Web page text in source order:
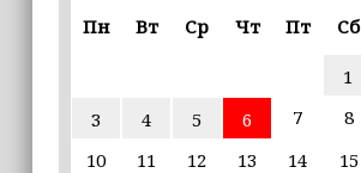
Республике серию спортивных
15:10
Для иностранных абитуриентов,
Пн
Вт Ср Чт Пт Сб
1
3
4 5 6 7 8
10
11 12 13 14 15